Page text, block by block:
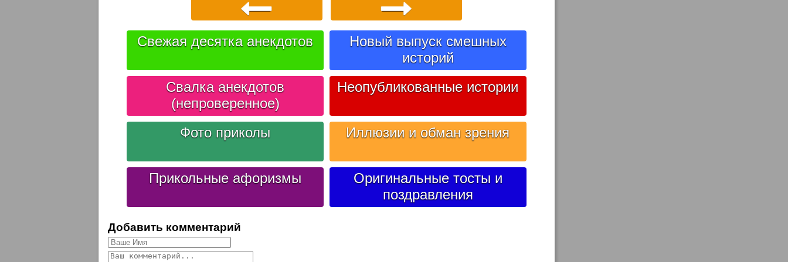
Свежая десятка анекдотов
Новый выпуск смешных
историй
Свалка анекдотов
(непроверенное)
Неопубликованные истории
Фото приколы Иллюзии и обман зрения
Прикольные афоризмы
Оригинальные тосты и
поздравления
Добавить комментарий